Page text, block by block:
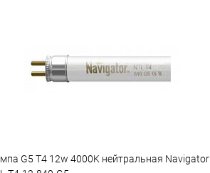
G5 T4 12w 4000K нейтральная Navigator